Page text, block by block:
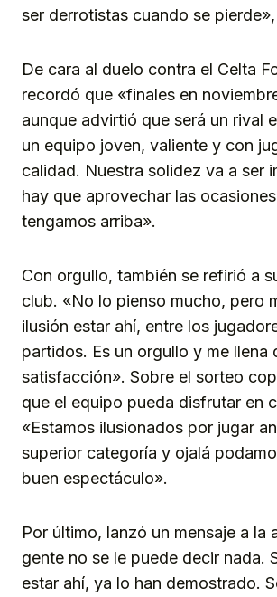
ser derrotistas cuando se
De cara al duelo contra el Celta
recordó que «finales en
aunque advirtió que será un rival
un equipo joven, valiente y con
calidad. Nuestra solidez va a ser
hay que aprovechar las
tengamos arriba».
Con orgullo, también se refirió a
club. «No lo pienso mucho, pero
ilusión estar ahí, entre los
partidos. Es un orgullo y me llena
satisfacción». Sobre el sorteo
que el equipo pueda disfrutar en
«Estamos ilusionados por jugar
superior categoría y ojalá
buen espectáculo».
Por último, lanzó un mensaje a la
gente no se le puede decir nada.
estar ahí, ya lo han demostrado.